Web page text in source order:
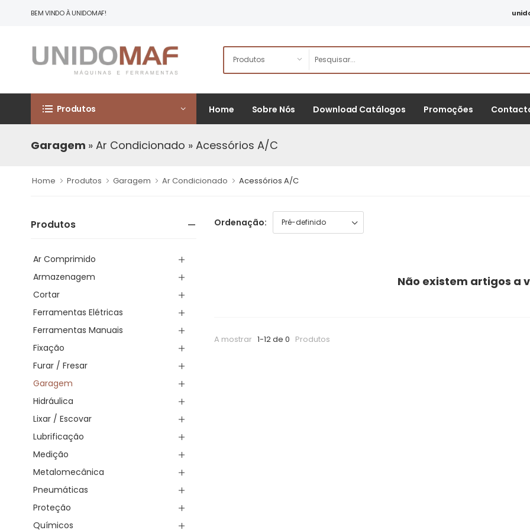
BEM VINDO À UNIDOMAF!
Produtos Home Sobre Nós Download Catálogos Promoções
Garagem » Ar Condicionado » Acessórios A/C
Home Produtos Garagem Ar Condicionado Acessórios A/C
Produtos
Ar Comprimido
Armazenagem
Cortar
Ferramentas Elétricas
Ferramentas Manuais
Fixação
Furar / Fresar
Garagem
Hidráulica
Lixar / Escovar
Lubrificação
Medição
Metalomecânica
Pneumáticas
Proteção
Químicos
Ordenação:
Não existem artigos a
A mostrar 1-12 de 0 Produtos